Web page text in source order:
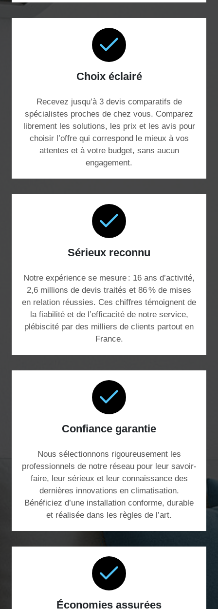
Choix éclairé
Recevez jusqu’à 3 devis comparatifs de
spécialistes proches de chez vous. Comparez
librement les solutions, les prix et les avis pour
choisir l’offre qui correspond le mieux à vos
attentes et à votre budget, sans aucun
engagement.
Sérieux reconnu
Notre expérience se mesure : 16 ans d’activité,
2,6 millions de devis traités et 86 % de mises
en relation réussies. Ces chiffres témoignent de
la fiabilité et de l’efficacité de notre service,
plébiscité par des milliers de clients partout en
France.
Confiance garantie
Nous sélectionnons rigoureusement les
professionnels de notre réseau pour leur savoir-
faire, leur sérieux et leur connaissance des
dernières innovations en climatisation.
Bénéficiez d’une installation conforme, durable
et réalisée dans les règles de l’art.
Économies assurées